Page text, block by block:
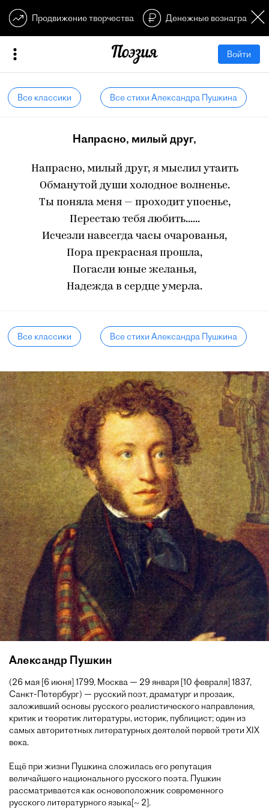
Продвижение творчества Денежные
Войти
Все классики Все стихи Александра Пушкина
Напрасно, милый друг,
Напрасно, милый друг, я мыслил утаить
Обманутой души холодное волненье.
Ты поняла меня — проходит упоенье,
Перестаю тебя любить......
Исчезли навсегда часы очарованья,
Пора прекрасная прошла,
Погасли юные желанья,
Надежда в сердце умерла.
Все классики Все стихи Александра Пушкина
Александр Пушкин
(26 мая [6 июня] 1799, Москва — 29 января [10 февраля] 1837,
Санкт-Петербург) — русский поэт, драматург и прозаик,
заложивший основы русского реалистического направления,
критик и теоретик литературы, историк, публицист; один из
самых авторитетных литературных деятелей первой трети XIX
века.
Ещё при жизни Пушкина сложилась его репутация
величайшего национального русского поэта. Пушкин
рассматривается как основоположник современного
русского литературного языка[~ 2].